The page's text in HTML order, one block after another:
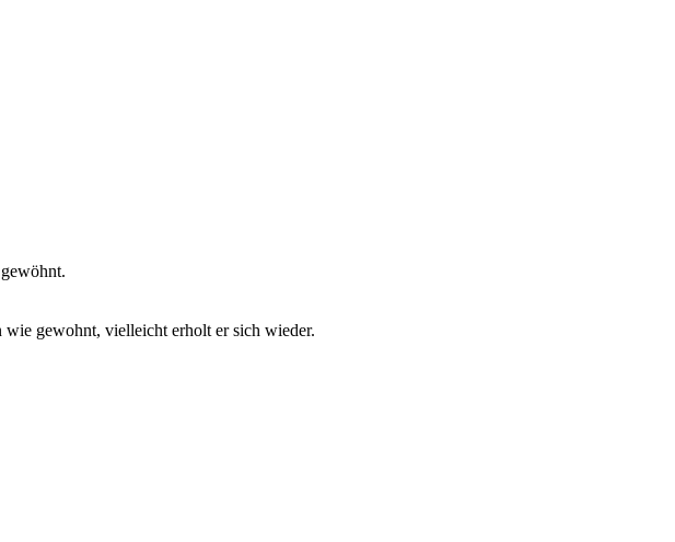
gewohnt, vielleicht erholt er sich wieder.